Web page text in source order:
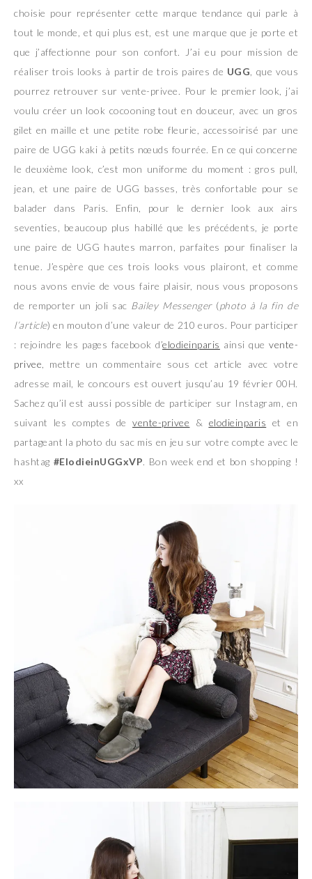
choisie pour représenter cette marque tendance qui parle à
tout le monde, et qui plus est, est une marque que je porte et
que j’affectionne pour son confort. J’ai eu pour mission de
réaliser trois looks à partir de trois paires de UGG , que vous
pourrez retrouver sur vente-privee. Pour le premier look, j’ai
voulu créer un look cocooning tout en douceur, avec un gros
gilet en maille et une petite robe fleurie, accessoirisé par une
paire de UGG kaki à petits nœuds fourrée. En ce qui concerne
le deuxième look, c’est mon uniforme du moment : gros pull,
jean, et une paire de UGG basses, très confortable pour se
balader dans Paris. Enfin, pour le dernier look aux airs
seventies, beaucoup plus habillé que les précédents, je porte
une paire de UGG hautes marron, parfaites pour finaliser la
tenue. J’espère que ces trois looks vous plairont, et comme
nous avons envie de vous faire plaisir, nous vous proposons
de remporter un joli sac Bailey Messenger(photo à la fin de
l’article) en mouton d’une valeur de 210 euros. Pour participer
: rejoindre les pages facebook d’elodieinparis ainsi que vente-
privee , mettre un commentaire sous cet article avec votre
adresse mail, le concours est ouvert jusqu’au 19 février 00H.
Sachez qu’il est aussi possible de participer sur Instagram, en
suivant les comptes devente-privee & elodieinparis et en
partageant la photo du sac mis en jeu sur votre compte avec le
hashtag #ElodieinUGGxVP. Bon week end et bon shopping !
xx